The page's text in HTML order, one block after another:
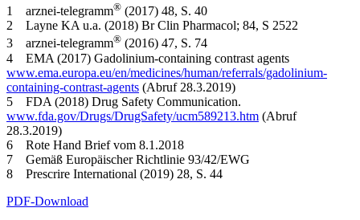
1 arznei-telegramm® (2017) 48, S. 40
2 Layne KA u.a. (2018) Br Clin Pharmacol; 84, S 2522
3 arznei-telegramm® (2016) 47, S. 74
4 EMA (2017) Gadolinium-containing contrast agents
www.ema.europa.eu/en/medicines/human/referrals/gadolinium-
containing-contrast-agents (Abruf 28.3.2019)
5 FDA (2018) Drug Safety Communication.
www.fda.gov/Drugs/DrugSafety/ucm589213.htm (Abruf
28.3.2019)
6 Rote Hand Brief vom 8.1.2018
7 Gemäß Europäischer Richtlinie 93/42/EWG
8 Prescrire International (2019) 28, S. 44
PDF-Download